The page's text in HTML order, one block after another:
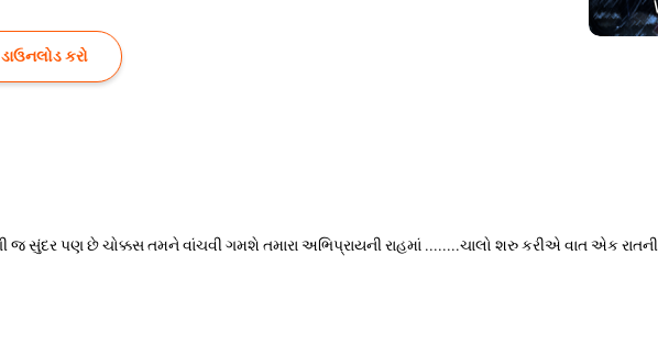
કરો
સુંદર પણ છે ચોક્કસ તમને વાંચવી ગમશે તમારા અભિપ્રાયની રાહમાં ........ચાલો શરુ કરીએ વાત એક રાતની